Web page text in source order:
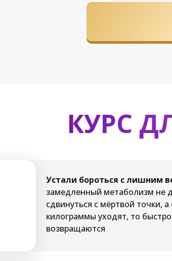
КУРС
Устали бороться с лишним
замедленный метаболизм не
сдвинуться с мёртвой точки, а
килограммы уходят, то быстро
возвращаются